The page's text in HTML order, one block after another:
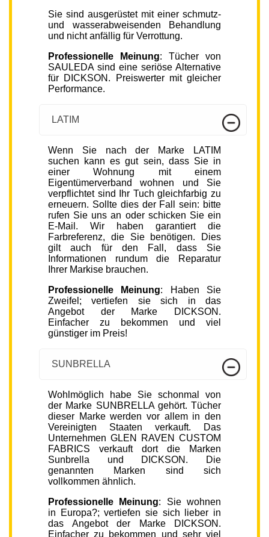
Sie sind ausgerüstet mit einer schmutz-
und wasserabweisenden Behandlung
und nicht anfällig für Verrottung.
Professionelle Meinung: Tücher von
SAULEDA sind eine seriöse Alternative
für DICKSON. Preiswerter mit gleicher
Performance.
LATIM
Wenn Sie nach der Marke LATIM
suchen kann es gut sein, dass Sie in
einer Wohnung mit einem
Eigentümerverband wohnen und Sie
verpflichtet sind Ihr Tuch gleichfarbig zu
erneuern. Sollte dies der Fall sein: bitte
rufen Sie uns an oder schicken Sie ein
E-Mail. Wir haben garantiert die
Farbreferenz, die Sie benötigen. Dies
gilt auch für den Fall, dass Sie
Informationen rundum die Reparatur
Ihrer Markise brauchen.
Professionelle Meinung: Haben Sie
Zweifel; vertiefen sie sich in das
Angebot der Marke DICKSON.
Einfacher zu bekommen und viel
günstiger im Preis!
SUNBRELLA
Wohlmöglich habe Sie schonmal von
der Marke SUNBRELLA gehört. Tücher
dieser Marke werden vor allem in den
Vereinigten Staaten verkauft. Das
Unternehmen GLEN RAVEN CUSTOM
FABRICS verkauft dort die Marken
Sunbrella und DICKSON. Die
genannten Marken sind sich
vollkommen ähnlich.
Professionelle Meinung: Sie wohnen
in Europa?; vertiefen sie sich lieber in
das Angebot der Marke DICKSON.
Einfacher zu bekommen und sehr viel